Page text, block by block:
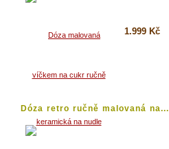
1.999 Kč
Dóza retro ručně malovaná na...